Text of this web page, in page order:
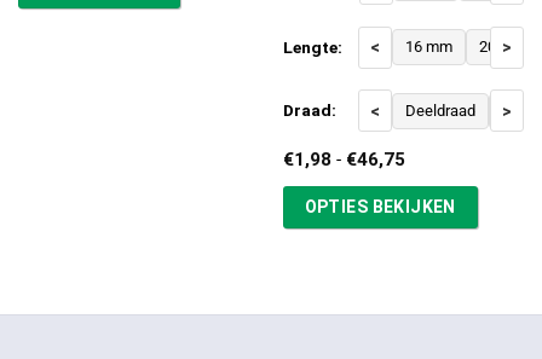
Lengte: < 16 mm 20 mm
>
Draad: < Deeldraad >
€1,98 - €46,75Prijsklasse:
€46,75
OPTIES BEKIJKEN